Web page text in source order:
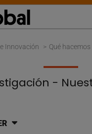
Innovación Qué hacemos
-